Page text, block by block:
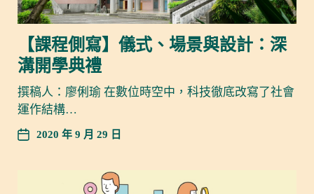
【課程側寫】儀式、場景與設計：深
溝開學典禮
撰稿人：廖俐瑜 在數位時空中，科技徹底改寫了社會
運作結構…
2020 年 9 月 29 日